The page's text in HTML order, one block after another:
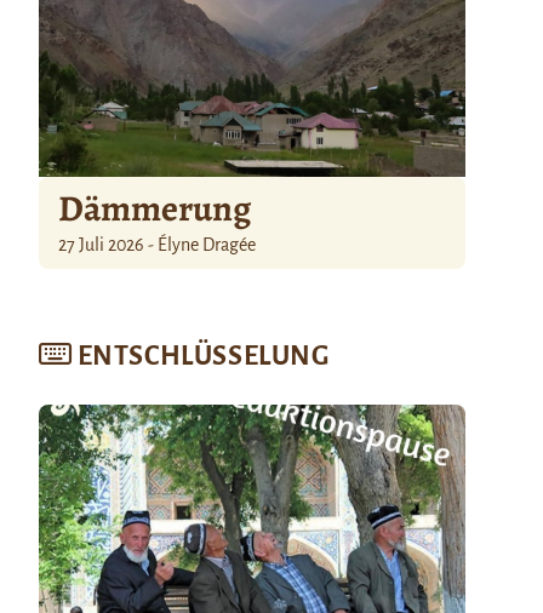
Dämmerung
27 Juli 2026 - Élyne Dragée
ENTSCHLÜSSELUNG